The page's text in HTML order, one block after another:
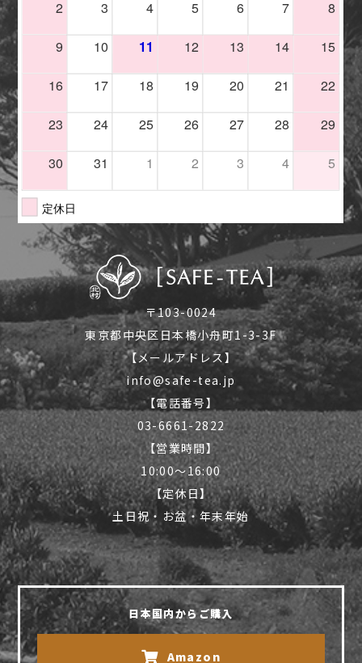
〒103-0024
東京都中央区日本橋小舟町1-3-3F
【メールアドレス】
info@safe-tea.jp
【電話番号】
03-6661-2822
【営業時間】
10:00〜16:00
【定休日】
土日祝・お盆・年末年始
日本国内からご購入
Amazon